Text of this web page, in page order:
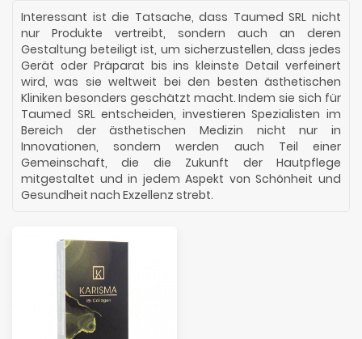
Interessant ist die Tatsache, dass Taumed SRL nicht
nur Produkte vertreibt, sondern auch an deren
Gestaltung beteiligt ist, um sicherzustellen, dass jedes
Gerät oder Präparat bis ins kleinste Detail verfeinert
wird, was sie weltweit bei den besten ästhetischen
Kliniken besonders geschätzt macht. Indem sie sich für
Taumed SRL entscheiden, investieren Spezialisten im
Bereich der ästhetischen Medizin nicht nur in
Innovationen, sondern werden auch Teil einer
Gemeinschaft, die die Zukunft der Hautpflege
mitgestaltet und in jedem Aspekt von Schönheit und
Gesundheit nach Exzellenz strebt.